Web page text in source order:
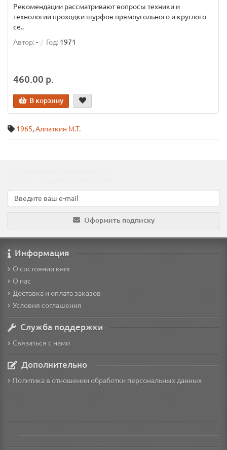
Рекомендации рассматривают вопросы техники и
технологии проходки шурфов прямоугольного и круглого
се..
Автор:- Год: 1971
460.00 р.
В корзину
1965,Алпаткин М.Т.
Оформить подписку
Информация
О состоянии книг
О нас
Доставка и оплата заказов
Условия соглашения
Служба поддержки
Связаться с нами
Дополнительно
Политика в отношении обработки персональных данных